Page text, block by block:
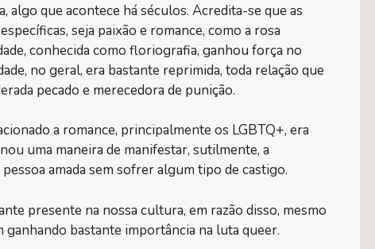
que acontece há séculos. Acredita-se que as
seja paixão e romance, como a rosa
conhecida como floriografia, ganhou força no
no geral, era bastante reprimida, toda relação que
pecado e merecedora de punição.
a romance, principalmente os LGBTQ+, era
uma maneira de manifestar, sutilmente, a
amada sem sofrer algum tipo de castigo.
presente na nossa cultura, em razão disso, mesmo
bastante importância na luta queer.